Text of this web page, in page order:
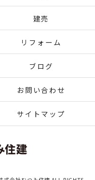
建売
リフォーム
ブログ
お問い合わせ
サイトマップ